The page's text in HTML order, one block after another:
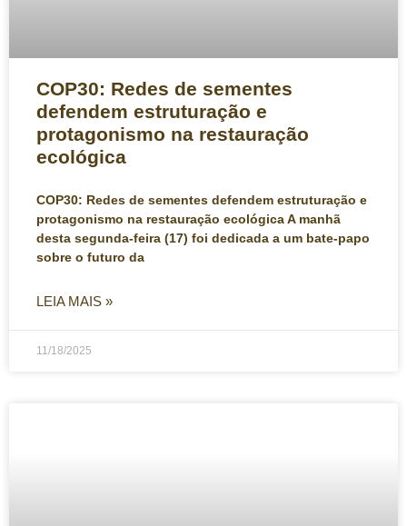
COP30: Redes de sementes
defendem estruturação e
protagonismo na restauração
ecológica
COP30: Redes de sementes defendem estruturação e
protagonismo na restauração ecológica A manhã
desta segunda-feira (17) foi dedicada a um bate-papo
sobre o futuro da
LEIA MAIS »
11/18/2025